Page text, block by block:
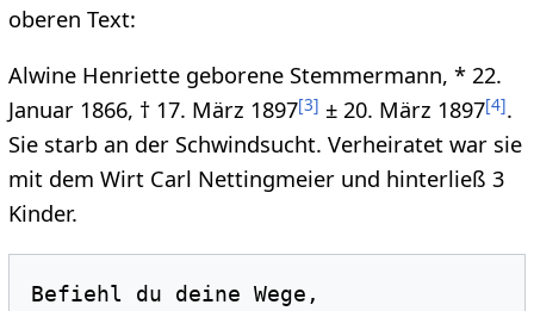
oberen Text:
Alwine Henriette geborene Stemmermann, * 22.
Januar 1866, † 17. März 1897[3] ± 20. März 1897[4].
Sie starb an der Schwindsucht. Verheiratet war sie
mit dem Wirt Carl Nettingmeier und hinterließ 3
Kinder.
Befiehl du deine Wege,